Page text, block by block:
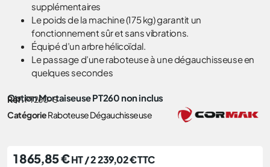
supplémentaires
Le poids de la machine (175 kg) garantit un
fonctionnement sûr et sans vibrations.
Équipé d’un arbre hélicoïdal.
Le passage d’une raboteuse à une dégauchisseuse en
quelques secondes
Option Mortaiseuse PT260 non inclus
Réf.PT260-S
CatégorieRaboteuse Dégauchisseuse
1 865,85€HT /2 239,02€TTC